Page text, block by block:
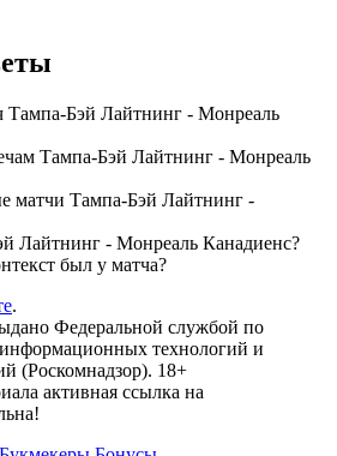
Тампа-Бэй Лайтнинг - Монреаль
Тампа-Бэй Лайтнинг - Монреаль
матчи Тампа-Бэй Лайтнинг -
Лайтнинг - Монреаль Канадиенс?
был у матча?
.
Федеральной службой по
информационных технологий и
(Роскомнадзор). 18+
активная ссылка на